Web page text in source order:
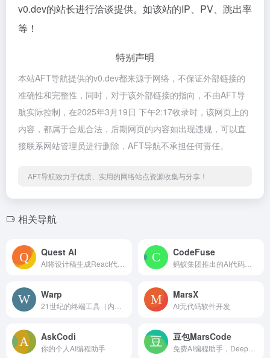
v0.dev的站长进行洽谈提供。如该站的IP、PV、跳出率
等！
特别声明
本站AFT导航提供的v0.dev都来源于网络，不保证外部链接的
准确性和完整性，同时，对于该外部链接的指向，不由AFT导
航实际控制，在2025年3月19日 下午2:17收录时，该网页上的
内容，都属于合规合法，后期网页的内容如出现违规，可以直
接联系网站管理员进行删除，AFT导航不承担任何责任。
AFT导航致力于优质、实用的网络站点资源收集与分享！
相关导航
Quest AI CodeFuse
Warp MarsX
AI无代码软件开发
AskCodi
你的个人AI编程助手
豆包MarsCode